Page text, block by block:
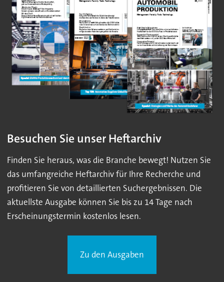
Besuchen Sie unser Heftarchiv
Finden Sie heraus, was die Branche bewegt! Nutzen Sie
das umfangreiche Heftarchiv für Ihre Recherche und
profitieren Sie von detaillierten Suchergebnissen. Die
aktuellste Ausgabe können Sie bis zu 14 Tage nach
Erscheinungstermin kostenlos lesen.
Zu den Ausgaben